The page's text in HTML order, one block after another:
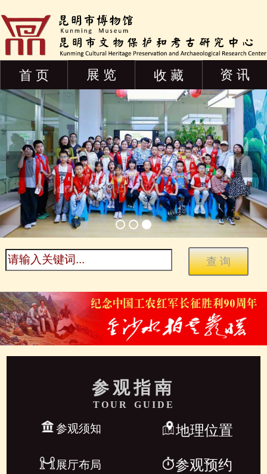
首 页 展 览 收 藏 资 讯
参观指南
TOUR GUIDE
参观须知 地理位置
展厅布局 参观预约